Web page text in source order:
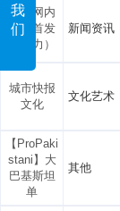
我
们
新华网内
蒙古首发
（电力）
新闻资讯
城市快报
文化
文化艺术
【ProPaki
stani】大
巴基斯坦
单
其他